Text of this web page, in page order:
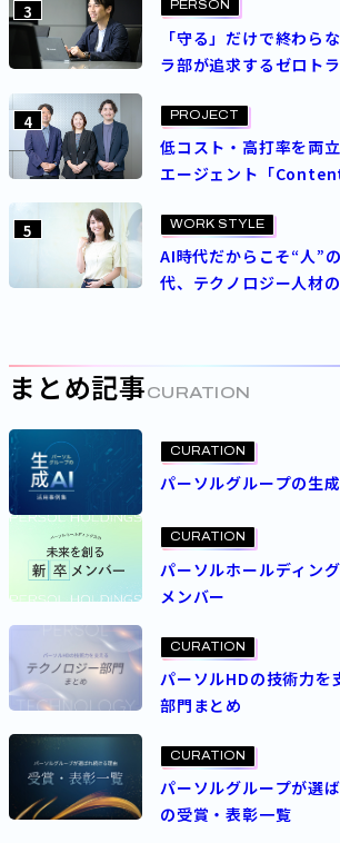
3 PERSON
「守る」だけで終わら
ラ部が追求するゼロト
4 PROJECT
低コスト・高打率を両
エージェント「
5 WORK STYLE
AI時代だからこそ“人”
代、テクノロジー人材
まとめ記事 CURATION
CURATION
パーソルグループの生
CURATION
パーソルホールディン
メンバー
CURATION
パーソルHDの技術力を
部門まとめ
CURATION
パーソルグループが選
の受賞・表彰一覧